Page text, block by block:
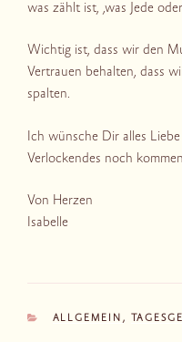
was zählt ist, ,was Jede
Wichtig ist, dass wir den
Vertrauen behalten, dass
spalten.
Ich wünsche Dir alles
Verlockendes noch
Von Herzen
Isabelle
KATEGORIEN
ALLGEMEIN ,